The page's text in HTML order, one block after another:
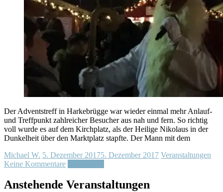
Der Adventstreff in Harkebrügge war wieder einmal mehr Anlauf-
und Treffpunkt zahlreicher Besucher aus nah und fern. So richtig
voll wurde es auf dem Kirchplatz, als der Heilige Nikolaus in der
Dunkelheit über den Marktplatz stapfte. Der Mann mit dem
Michael W. 5. Dezember 20175. Dezember 2017 Veranstaltungen
Keine Kommentare
Anstehende Veranstaltungen